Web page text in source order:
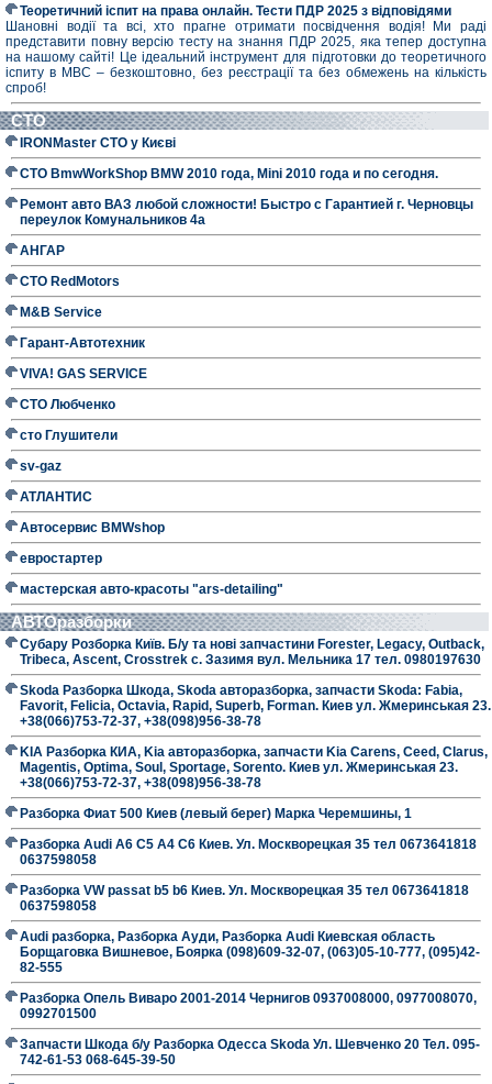
Теоретичний іспит на права онлайн. Тести ПДР 2025 з відповідями
Шановні водії та всі, хто прагне отримати посвідчення водія! Ми раді
представити повну версію тесту на знання ПДР 2025, яка тепер доступна
на нашому сайті! Це ідеальний інструмент для підготовки до теоретичного
іспиту в МВС – безкоштовно, без реєстрації та без обмежень на кількість
спроб!
СТО
IRONMaster СТО у Києві
СТО BmwWorkShop BMW 2010 года, Mini 2010 года и по сегодня.
Ремонт авто ВАЗ любой сложности! Быстро с Гарантией г. Черновцы
переулок Комунальников 4а
АНГАР
СТО RedMotors
M&B Service
Гарант-Автотехник
VIVA! GAS SERVICE
СТО Любченко
сто Глушители
sv-gaz
АТЛАНТИС
Автосервис BMWshop
евростартер
мастерская авто-красоты "ars-detailing"
АВТОразборки
Субару Розборка Київ. Б/у та нові запчастини Forester, Legacy, Outback,
Tribeca, Ascent, Crosstrek с. Зазимя вул. Мельника 17 тел. 0980197630
Skoda Разборка Шкода, Skoda авторазборка, запчасти Skoda: Fabia,
Favorit, Felicia, Octavia, Rapid, Superb, Forman. Киев ул. Жмеринськая 23.
+38(066)753-72-37, +38(098)956-38-78
KIA Разборка КИА, Kia авторазборка, запчасти Kia Carens, Ceed, Clarus,
Magentis, Optima, Soul, Sportage, Sorento. Киев ул. Жмеринськая 23.
+38(066)753-72-37, +38(098)956-38-78
Разборка Фиат 500 Киев (левый берег) Марка Черемшины, 1
Разборка Audi A6 C5 A4 C6 Киев. Ул. Москворецкая 35 тел 0673641818
0637598058
Разборка VW passat b5 b6 Киев. Ул. Москворецкая 35 тел 0673641818
0637598058
Audi разборка, Разборка Ауди, Разборка Audi Киевская область
Борщаговка Вишневое, Боярка (098)609-32-07, (063)05-10-777, (095)42-
82-555
Разборка Опель Виваро 2001-2014 Чернигов 0937008000, 0977008070,
0992701500
Запчасти Шкода б/у Разборка Одесса Skoda Ул. Шевченко 20 Тел. 095-
742-61-53 068-645-39-50